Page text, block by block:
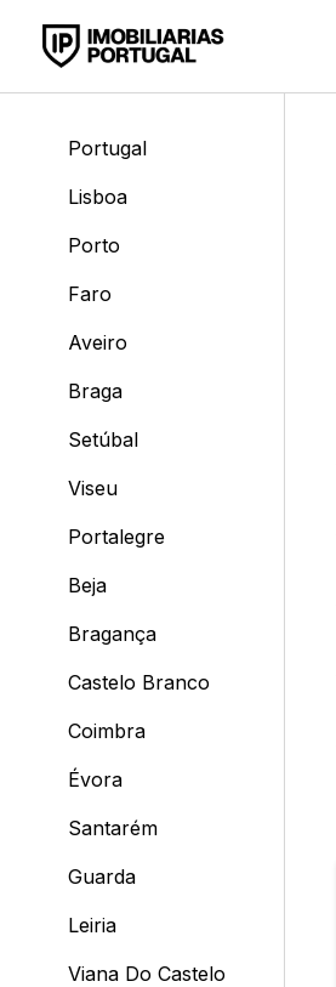
Portugal
Lisboa
Porto
Faro
Aveiro
Braga
Setúbal
Viseu
Portalegre
Beja
Bragança
Castelo Branco
Coimbra
Évora
Santarém
Guarda
Leiria
Viana Do Castelo